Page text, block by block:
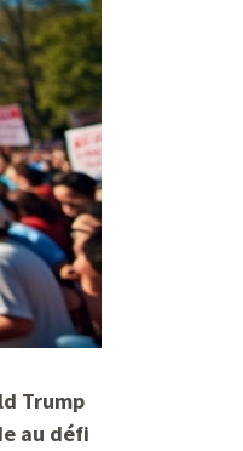
Trump
au défi